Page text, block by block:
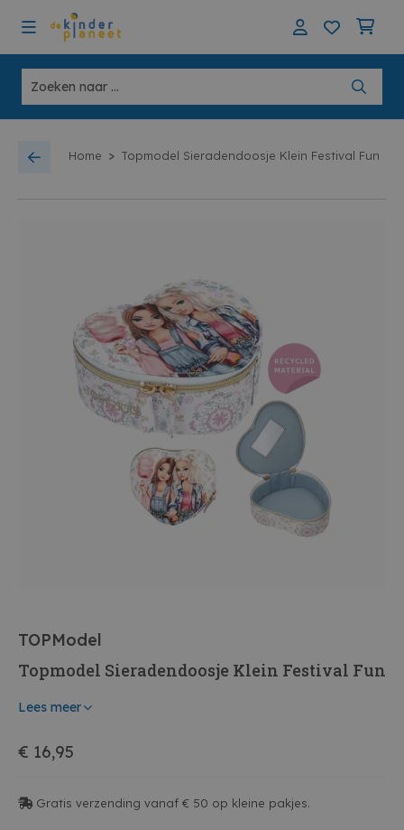
Home > Topmodel Sieradendoosje Klein Festival Fun
TOPModel
Topmodel Sieradendoosje Klein Festival Fun
Lees meer
€ 16,95
Gratis verzending vanaf € 50 op kleine pakjes.